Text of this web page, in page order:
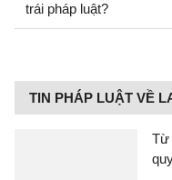
trái pháp luật?
TIN PHÁP LUẬT VỀ
Từ